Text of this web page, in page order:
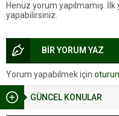
GÜNCEL KONULAR
Henüz yorum yapılmamış. İlk
yapabilirsiniz.
BİR YORUM YAZ
Yorum yapabilmek için